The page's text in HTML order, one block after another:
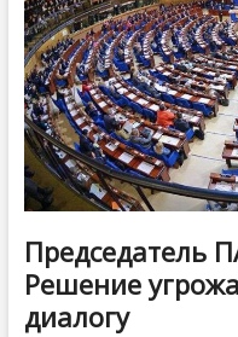
Председатель
Решение
диалогу